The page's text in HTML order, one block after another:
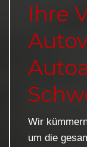
Ihre
Wir
um die